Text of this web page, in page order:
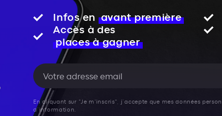
Infos en
avant première
Accès à des
places à gagner
En cliquant sur "Je m'inscris", j’accepte que mes données
d’information.